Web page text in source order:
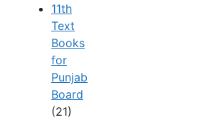
11th
Text
Books
for
Punjab
Board
(21)